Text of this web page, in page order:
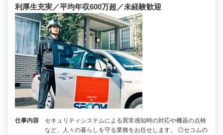
利厚生充実／平均年収600万超／未経験歓迎
仕事内容
セキュリティシステムによる異常感知時の対応や機器の点検
など、人々の暮らしを守る業務をお任せします。 ◎セコムの